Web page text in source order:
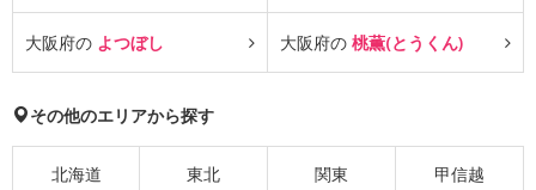
大阪府の よつぼし 大阪府の 桃薫(とうくん)
その他のエリアから探す
北海道 東北 関東 甲信越